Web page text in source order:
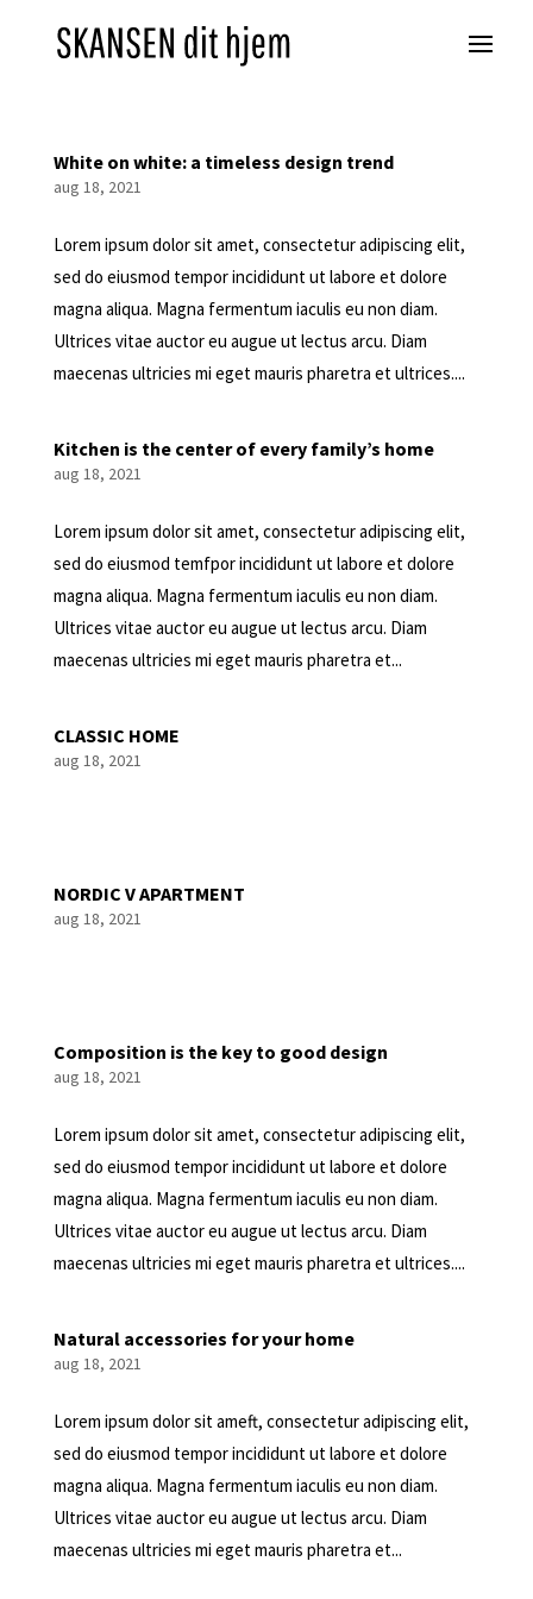
White on white: a timeless design trend
aug 18, 2021
Lorem ipsum dolor sit amet, consectetur adipiscing elit,
sed do eiusmod tempor incididunt ut labore et dolore
magna aliqua. Magna fermentum iaculis eu non diam.
Ultrices vitae auctor eu augue ut lectus arcu. Diam
maecenas ultricies mi eget mauris pharetra et ultrices....
Kitchen is the center of every family’s home
aug 18, 2021
Lorem ipsum dolor sit amet, consectetur adipiscing elit,
sed do eiusmod temfpor incididunt ut labore et dolore
magna aliqua. Magna fermentum iaculis eu non diam.
Ultrices vitae auctor eu augue ut lectus arcu. Diam
maecenas ultricies mi eget mauris pharetra et...
CLASSIC HOME
aug 18, 2021
NORDIC V APARTMENT
aug 18, 2021
Composition is the key to good design
aug 18, 2021
Lorem ipsum dolor sit amet, consectetur adipiscing elit,
sed do eiusmod tempor incididunt ut labore et dolore
magna aliqua. Magna fermentum iaculis eu non diam.
Ultrices vitae auctor eu augue ut lectus arcu. Diam
maecenas ultricies mi eget mauris pharetra et ultrices....
Natural accessories for your home
aug 18, 2021
Lorem ipsum dolor sit ameft, consectetur adipiscing elit,
sed do eiusmod tempor incididunt ut labore et dolore
magna aliqua. Magna fermentum iaculis eu non diam.
Ultrices vitae auctor eu augue ut lectus arcu. Diam
maecenas ultricies mi eget mauris pharetra et...